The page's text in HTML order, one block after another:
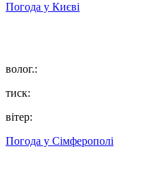
Погода у Києві
волог.:
тиск:
вітер:
Погода у Сімферополі